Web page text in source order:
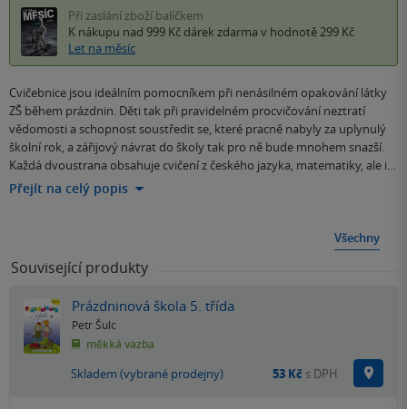
Při zaslání zboží balíčkem
K nákupu nad 999 Kč dárek zdarma v hodnotě 299 Kč
Let na měsíc
Cvičebnice jsou ideálním pomocníkem při nenásilném opakování látky
ZŠ během prázdnin. Děti tak při pravidelném procvičování neztratí
vědomosti a schopnost soustředit se, které pracně nabyly za uplynulý
školní rok, a zářijový návrat do školy tak pro ně bude mnohem snazší.
Každá dvoustrana obsahuje cvičení z českého jazyka, matematiky, ale i…
Přejít na celý popis
Všechny
Související produkty
Prázdninová škola 5. třída
Petr Šulc
měkká vazba
Skladem (vybrané prodejny) 53 Kč s DPH